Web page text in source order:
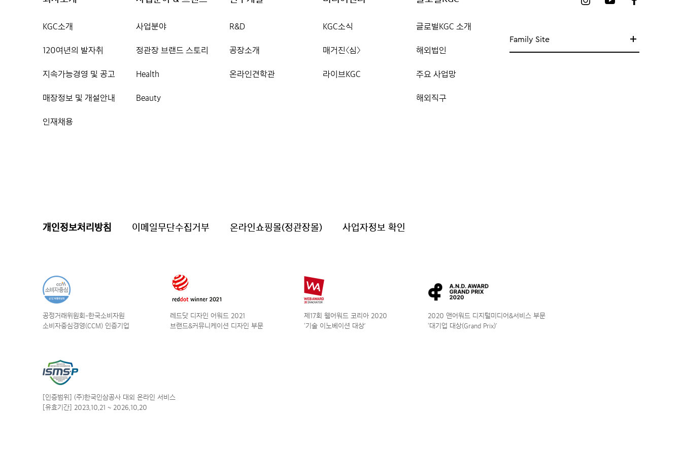
KGC소개
120여년의 발자취
지속가능경영 및 공고
매장정보 및 개설안내
인재채용
사업분야
정관장 브랜드 스토리
Health
Beauty
R&D
공장소개
온라인견학관
KGC소식
매거진〈심〉
라이브KGC
글로벌KGC 소개
해외법인
주요 사업망
해외직구
Family Site
개인정보처리방침 이메일무단수집거부 온라인쇼핑몰(정관장몰) 사업자정보 확인
공정거래위원회-한국소비자원
소비자중심경영(CCM) 인증기업
레드닷 디자인 어워드 2021
브랜드&커뮤니케이션 디자인 부문
제17회 웹어워드 코리아 2020
‘기술 이노베이션 대상’
2020 앤어워드 디지털미디어&서비스 부문
‘대기업 대상(Grand Prix)’
[인증범위] (주)한국인삼공사 대외 온라인 서비스
[유효기간] 2023.10.21 ~ 2026.10.20